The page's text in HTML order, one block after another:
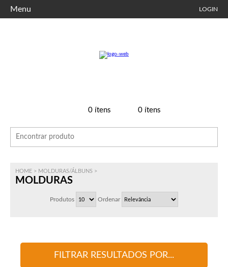
Menu LOGIN
0ítens 0ítens
HOME > MOLDURAS/ÁLBUNS >
MOLDURAS
Produtos Ordenar
FILTRAR RESULTADOS POR...